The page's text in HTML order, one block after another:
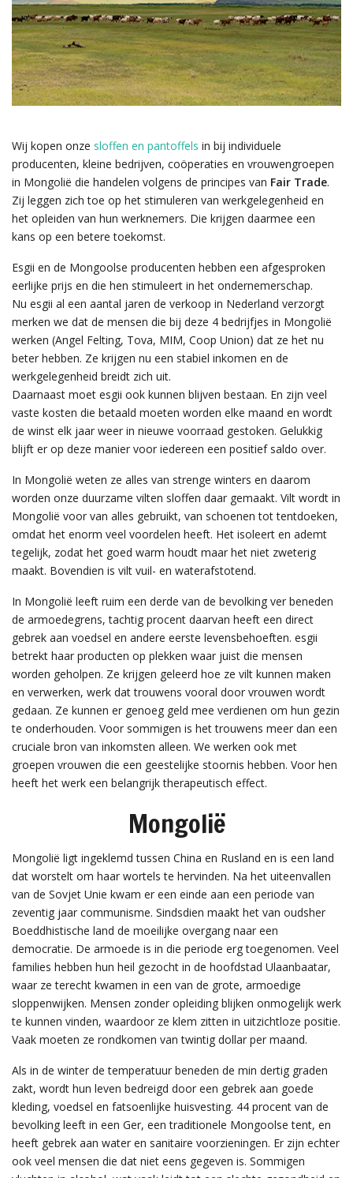
Wij kopen onze sloffen en pantoffels in bij individuele
producenten, kleine bedrijven, coöperaties en vrouwengroepen
in Mongolië die handelen volgens de principes van Fair Trade.
Zij leggen zich toe op het stimuleren van werkgelegenheid en
het opleiden van hun werknemers. Die krijgen daarmee een
kans op een betere toekomst.
Esgii en de Mongoolse producenten hebben een afgesproken
eerlijke prijs en die hen stimuleert in het ondernemerschap.
Nu esgii al een aantal jaren de verkoop in Nederland verzorgt
merken we dat de mensen die bij deze 4 bedrijfjes in Mongolië
werken (Angel Felting, Tova, MIM, Coop Union) dat ze het nu
beter hebben. Ze krijgen nu een stabiel inkomen en de
werkgelegenheid breidt zich uit.
Daarnaast moet esgii ook kunnen blijven bestaan. En zijn veel
vaste kosten die betaald moeten worden elke maand en wordt
de winst elk jaar weer in nieuwe voorraad gestoken. Gelukkig
blijft er op deze manier voor iedereen een positief saldo over.
In Mongolië weten ze alles van strenge winters en daarom
worden onze duurzame vilten sloffen daar gemaakt. Vilt wordt in
Mongolië voor van alles gebruikt, van schoenen tot tentdoeken,
omdat het enorm veel voordelen heeft. Het isoleert en ademt
tegelijk, zodat het goed warm houdt maar het niet zweterig
maakt. Bovendien is vilt vuil- en waterafstotend.
In Mongolië leeft ruim een derde van de bevolking ver beneden
de armoedegrens, tachtig procent daarvan heeft een direct
gebrek aan voedsel en andere eerste levensbehoeften. esgii
betrekt haar producten op plekken waar juist die mensen
worden geholpen. Ze krijgen geleerd hoe ze vilt kunnen maken
en verwerken, werk dat trouwens vooral door vrouwen wordt
gedaan. Ze kunnen er genoeg geld mee verdienen om hun gezin
te onderhouden. Voor sommigen is het trouwens meer dan een
cruciale bron van inkomsten alleen. We werken ook met
groepen vrouwen die een geestelijke stoornis hebben. Voor hen
heeft het werk een belangrijk therapeutisch effect.
Mongolië
Mongolië ligt ingeklemd tussen China en Rusland en is een land
dat worstelt om haar wortels te hervinden. Na het uiteenvallen
van de Sovjet Unie kwam er een einde aan een periode van
zeventig jaar communisme. Sindsdien maakt het van oudsher
Boeddhistische land de moeilijke overgang naar een
democratie. De armoede is in die periode erg toegenomen. Veel
families hebben hun heil gezocht in de hoofdstad Ulaanbaatar,
waar ze terecht kwamen in een van de grote, armoedige
sloppenwijken. Mensen zonder opleiding blijken onmogelijk werk
te kunnen vinden, waardoor ze klem zitten in uitzichtloze positie.
Vaak moeten ze rondkomen van twintig dollar per maand.
Als in de winter de temperatuur beneden de min dertig graden
zakt, wordt hun leven bedreigd door een gebrek aan goede
kleding, voedsel en fatsoenlijke huisvesting. 44 procent van de
bevolking leeft in een Ger, een traditionele Mongoolse tent, en
heeft gebrek aan water en sanitaire voorzieningen. Er zijn echter
ook veel mensen die dat niet eens gegeven is. Sommigen